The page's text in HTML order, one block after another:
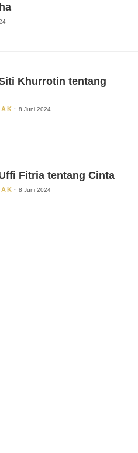
Khurrotin tentang
8 Juni 2024
Fitria tentang Cinta
8 Juni 2024